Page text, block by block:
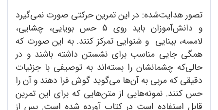
تصور هدایت‌شده: در این تمرین حرکتی صورت نمی‌گیرد
و دانش‌آموزان باید روی 5 حس بویایی، چشایی،
لامسه، بینایی و شنوایی تمرکز کنند. به این صورت که
همگی جایی مناسب برای نشستن داشته باشند و در
حالی‌که چشمانشان را بسته‌اند به توصیفی با جزئیات
دقیقی که مربی به آن‌ها می‌گوید گوش فرا دهند و آن را
حس کنند. نمونه‌هایی از متن‌هایی که برای این تمرین
قابل استفاده است در کتاب آورده شده است. پس از